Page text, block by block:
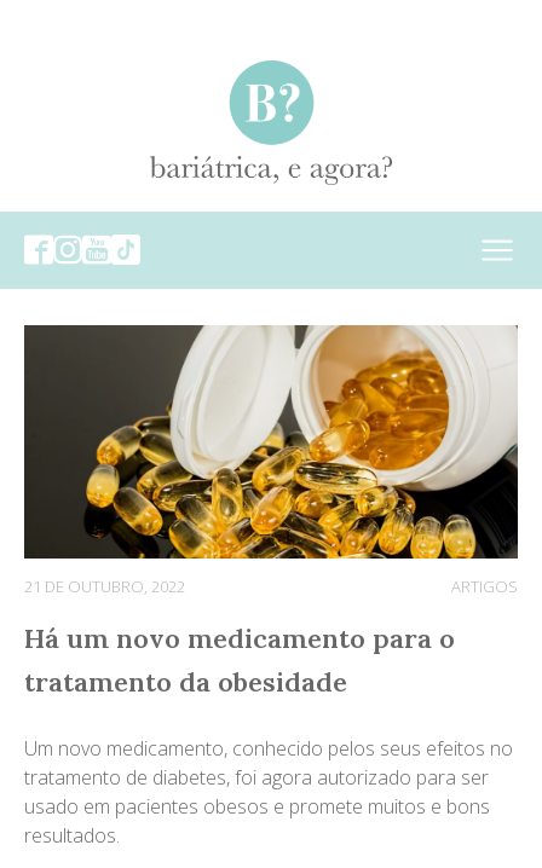
21 DE OUTUBRO, 2022 ARTIGOS
Há um novo medicamento para o
tratamento da obesidade
Um novo medicamento, conhecido pelos seus efeitos no
tratamento de diabetes, foi agora autorizado para ser
usado em pacientes obesos e promete muitos e bons
resultados.